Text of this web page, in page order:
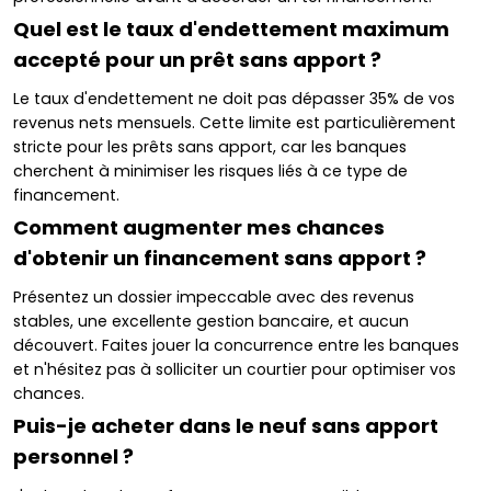
Quel est le taux d'endettement maximum
accepté pour un prêt sans apport ?
Le taux d'endettement ne doit pas dépasser 35% de vos
revenus nets mensuels. Cette limite est particulièrement
stricte pour les prêts sans apport, car les banques
cherchent à minimiser les risques liés à ce type de
financement.
Comment augmenter mes chances
d'obtenir un financement sans apport ?
Présentez un dossier impeccable avec des revenus
stables, une excellente gestion bancaire, et aucun
découvert. Faites jouer la concurrence entre les banques
et n'hésitez pas à solliciter un courtier pour optimiser vos
chances.
Puis-je acheter dans le neuf sans apport
personnel ?